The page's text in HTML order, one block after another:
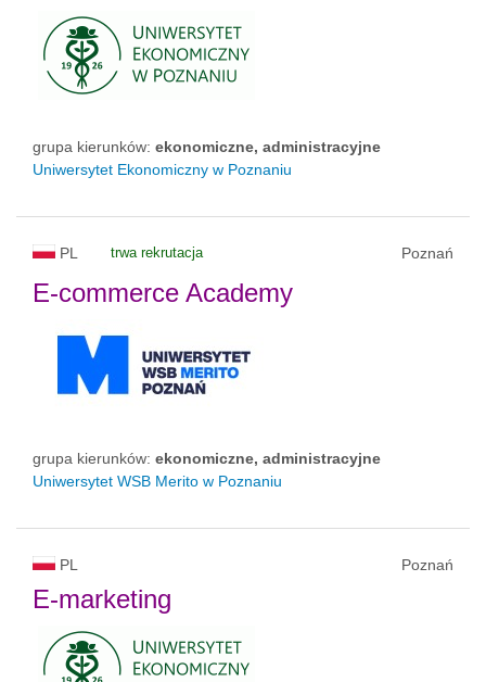
grupa kierunków: ekonomiczne, administracyjne
Uniwersytet Ekonomiczny w Poznaniu
PL trwa rekrutacja Poznań
E-commerce Academy
grupa kierunków: ekonomiczne, administracyjne
Uniwersytet WSB Merito w Poznaniu
PL Poznań
E-marketing